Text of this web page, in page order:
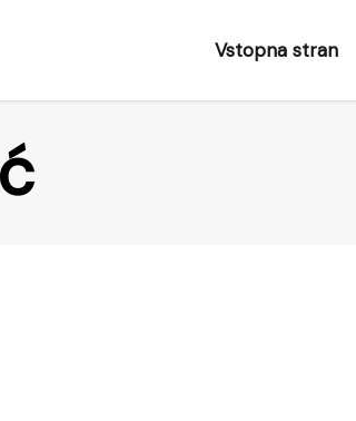
Vstopna stran